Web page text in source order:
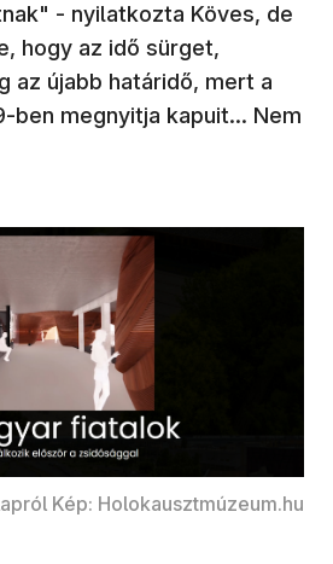
- nyilatkozta Köves, de
hogy az idő sürget,
az újabb határidő, mert a
ben megnyitja kapuit... Nem
Kép: Holokausztmúzeum.hu